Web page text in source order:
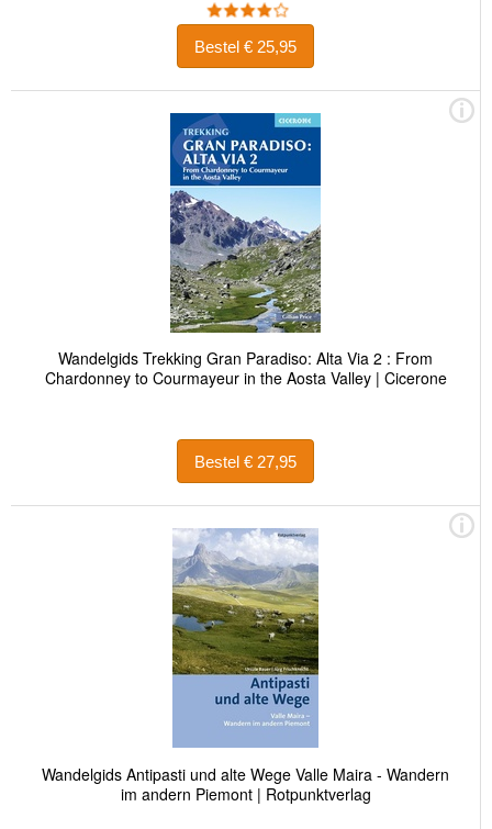
Bestel € 25,95
Wandelgids Trekking Gran Paradiso: Alta Via 2 : From
Chardonney to Courmayeur in the Aosta Valley | Cicerone
Bestel € 27,95
Wandelgids Antipasti und alte Wege Valle Maira - Wandern
im andern Piemont | Rotpunktverlag